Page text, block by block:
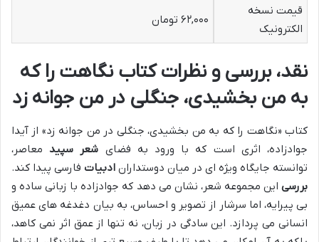
قیمت نسخه
الکترونیک
۶۲,۰۰۰ تومان
نقد، بررسی و نظرات کتاب نگاهت را که
به من بخشیدی، جنگلی در من جوانه زد
کتاب «نگاهت را که به من بخشیدی، جنگلی در من جوانه زد» از آیدا
جوادزاده، اثری است که با ورود به فضای شعر سپیدمعاصر،
توانسته جایگاه ویژه ای در میان دوستداران ادبیات فارسی پیدا کند.
بررسی این مجموعه شعر، نشان می دهد که جوادزاده با زبانی ساده و
بی پیرایه، اما سرشار از تصویر و احساس، به بیان دغدغه های عمیق
انسانی می پردازد. این سادگی در زبان، نه تنها از عمق اثر نمی کاهد،